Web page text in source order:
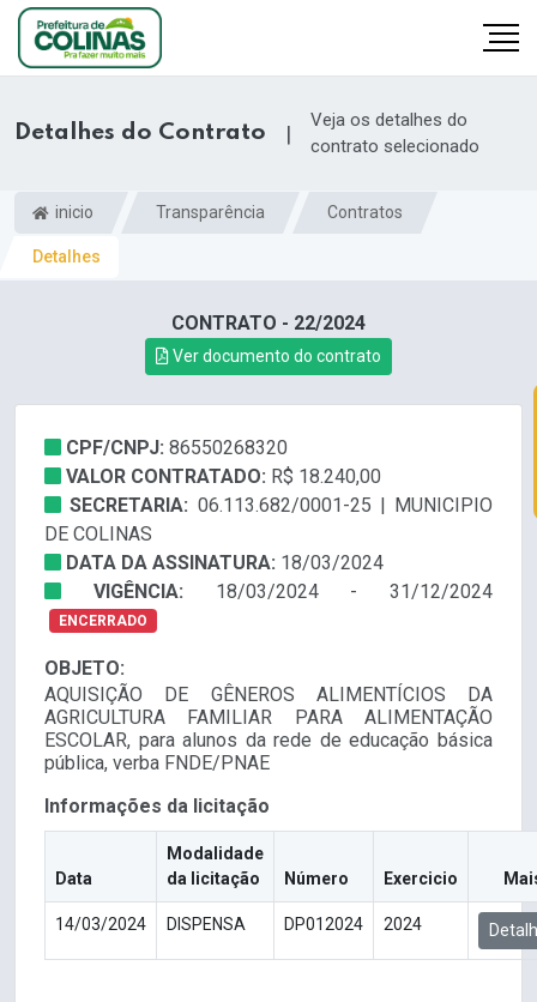
Detalhes do Contrato |
Veja os detalhes do
contrato selecionado
inicio Transparência Contratos
Detalhes
CONTRATO - 22/2024
Ver documento do contrato
CPF/CNPJ: 86550268320
VALOR CONTRATADO: R$ 18.240,00
SECRETARIA: 06.113.682/0001-25 | MUNICIPIO
DE COLINAS
DATA DA ASSINATURA: 18/03/2024
VIGÊNCIA: 18/03/2024 - 31/12/2024
ENCERRADO
OBJETO:
AQUISIÇÃO DE GÊNEROS ALIMENTÍCIOS DA
AGRICULTURA FAMILIAR PARA ALIMENTAÇÃO
ESCOLAR, para alunos da rede de educação básica
pública, verba FNDE/PNAE
Informações da licitação
Data
Modalidade
da licitação
Número Exercicio
14/03/2024 DISPENSA DP012024 2024